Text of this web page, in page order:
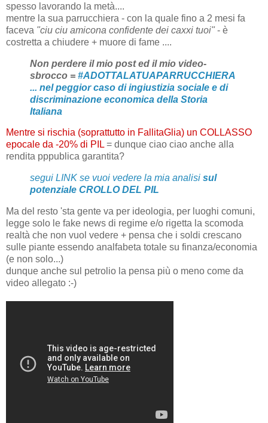
spesso lavorando la metà....
mentre la sua parrucchiera - con la quale fino a 2 mesi fa
faceva "ciu ciu amicona confidente dei caxxi tuoi" - è
costretta a chiudere + muore di fame ....
Non perdere il mio post ed il mio video-
sbrocco = #ADOTTALATUAPARRUCCHIERA
... nel peggior caso di ingiustizia sociale e di
discriminazione economica della Storia
Italiana
Mentre si rischia (soprattutto in FallitaGlia) un COLLASSO
epocale da -20% di PIL = dunque ciao ciao anche alla
rendita pppublica garantita?
segui LINK se vuoi vedere la mia analisi sul
potenziale CROLLO DEL PIL
Ma del resto 'sta gente va per ideologia, per luoghi comuni,
legge solo le fake news di regime e/o rigetta la scomoda
realtà che non vuol vedere + pensa che i soldi crescano
sulle piante essendo analfabeta totale su finanza/economia
(e non solo...)
dunque anche sul petrolio la pensa più o meno come da
video allegato :-)